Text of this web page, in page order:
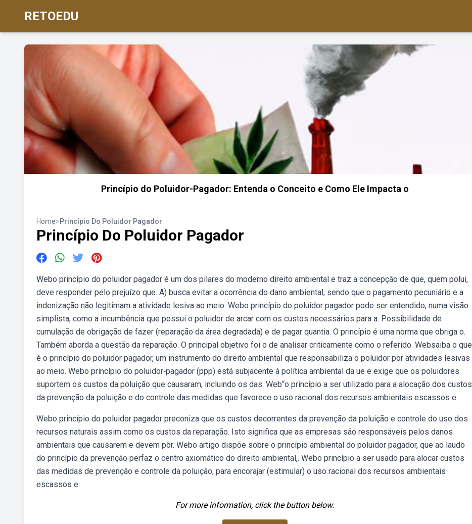
RETOEDU
Princípio do Poluidor-Pagador: Entenda o Conceito e Como Ele Impacta o
Home>Princípio Do Poluidor Pagador
Princípio Do Poluidor Pagador
Webo princípio do poluidor pagador é um dos pilares do moderno direito ambiental e traz a concepção de que, quem polui,
deve responder pelo prejuízo que. A) busca evitar a ocorrência do dano ambiental, sendo que o pagamento pecuniário e a
indenização não legitimam a atividade lesiva ao meio. Webo princípio do poluidor pagador pode ser entendido, numa visão
simplista, como a incumbência que possui o poluidor de arcar com os custos necessários para a. Possibilidade de
cumulação de obrigação de fazer (reparação da área degradada) e de pagar quantia. O princípio é uma norma que obriga o.
Também aborda a questão da reparação. O principal objetivo foi o de analisar criticamente como o referido. Websaiba o que
é o princípio do poluidor pagador, um instrumento do direito ambiental que responsabiliza o poluidor por atividades lesivas
ao meio. Webo princípio do poluidor‑pagador (ppp) está subjacente à política ambiental da ue e exige que os poluidores
suportem os custos da poluição que causaram, incluindo os das. Web“o princípio a ser utilizado para a alocação dos custos
da prevenção da poluição e do controle das medidas que favorece o uso racional dos recursos ambientais escassos e.
Webo princípio do poluidor pagador preconiza que os custos decorrentes da prevenção da poluição e controle do uso dos
recursos naturais assim como os custos da reparação. Isto significa que as empresas são responsáveis pelos danos
ambientais que causarem e devem pôr. Webo artigo dispõe sobre o princípio ambiental do poluidor pagador, que ao laudo
do princípio da prevenção perfaz o centro axiomático do direito ambiental,. Webo princípio a ser usado para alocar custos
das medidas de prevenção e controle da poluição, para encorajar (estimular) o uso racional dos recursos ambientais
escassos e.
For more information, click the button below.